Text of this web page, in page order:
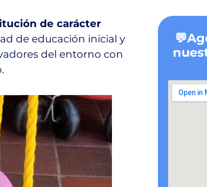
de carácter
de educación inicial y
del entorno con